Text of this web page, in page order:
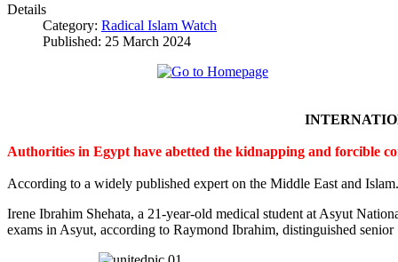
Details
Category: Radical Islam Watch
Published: 25 March 2024
Authorities in Egypt have abetted the kidnapping and forcible
According to a widely published expert on the Middle East and Islam.
Irene Ibrahim Shehata, a 21-year-old medical student at Asyut
exams in Asyut, according to Raymond Ibrahim, distinguished